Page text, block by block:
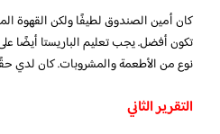
كان أمين الصندوق لطيفًا ولكن القهوة
تكون أفضل. يجب تعليم الباريستا أيضًا
نوع من الأطعمة والمشروبات. كان لدي
التقرير الثاني